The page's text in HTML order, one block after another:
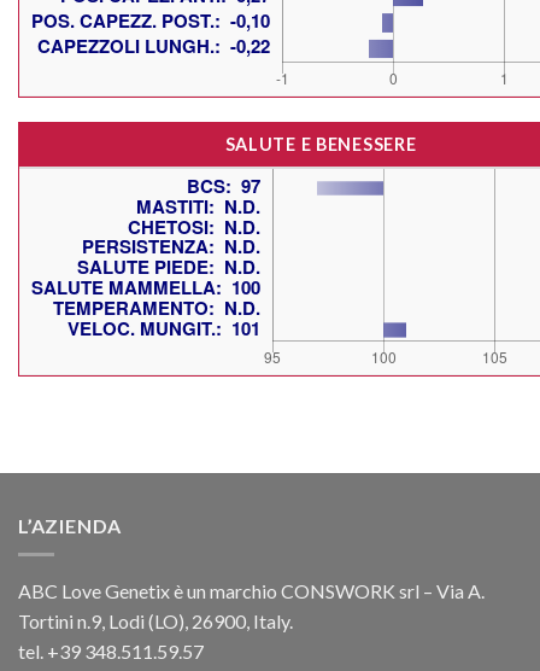
SALUTE E BENESSERE
L’AZIENDA
ABC Love Genetix è un marchio CONSWORK srl – Via A.
Tortini n.9, Lodi (LO), 26900, Italy.
tel. +39 348.511.59.57